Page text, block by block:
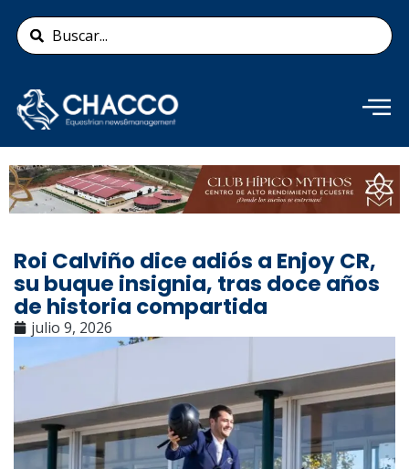
contenido
Search
...
Añade aquí tu texto de
cabecera
Roi Calviño dice adiós a Enjoy CR,
su buque insignia, tras doce años
de historia compartida
julio 9, 2026